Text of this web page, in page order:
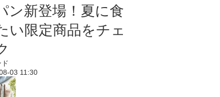
ン新登場！夏に食
い限定商品をチェ
ド
03 11:30